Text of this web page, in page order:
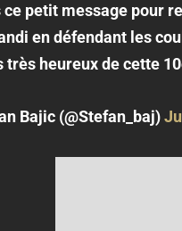
ce petit message pour
en défendant les
très heureux de cette
Bajic (@Stefan_baj)